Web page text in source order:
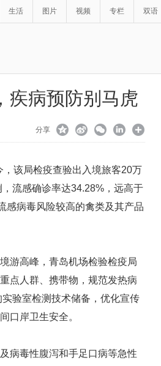
生活 图片 视频 专栏 双语
疾病预防别马虎
分享
该局检疫查验出入境旅客20万
流感确诊率达34.28%，远高于
感病毒风险较高的禽类及其产品
游高峰，青岛机场检验检疫局
点人群、携带物，规范发热病
验室检测技术储备，优化宣传
口岸卫生安全。
病毒性腹泻和手足口病等急性